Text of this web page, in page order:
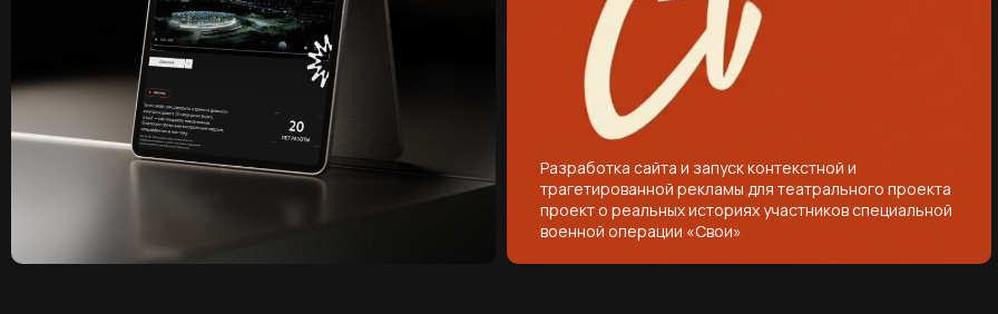
Разработка сайта и запуск контекстной и
трагетированной рекламы для театрального проекта
проект о реальных историях участников специальной
военной операции «Свои»
КТО МЫ?
ВИГРУП — это профессиональная команда фанатов бизнеса,
с компетенциями в маркетинге, дизайне, пиаре, диджитале и ИТ-
сфере. Наша группа компаний состоит из 3-х самостоятельных